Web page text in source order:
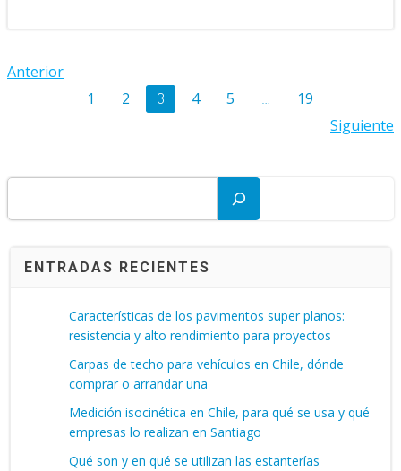
Posts
navigation
Anterior
Page
1 Page
2 Page
3 Page
4 Page
5 … Page
19
Siguiente
ENTRADAS RECIENTES
Características de los pavimentos super planos:
resistencia y alto rendimiento para proyectos
Carpas de techo para vehículos en Chile, dónde
comprar o arrandar una
Medición isocinética en Chile, para qué se usa y qué
empresas lo realizan en Santiago
Qué son y en qué se utilizan las estanterías